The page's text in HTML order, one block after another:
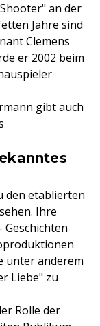
an der
Jahre sind
Clemens
er 2002 beim
gibt auch
den etablierten
Ihre
unter anderem
Liebe" zu
Rolle der